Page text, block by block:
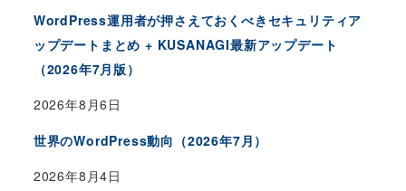
WordPress運用者が押さえておくべきセキュリティア
ップデートまとめ + KUSANAGI最新アップデート
（2026年7月版）
2026年8月6日
世界のWordPress動向（2026年7月）
2026年8月4日